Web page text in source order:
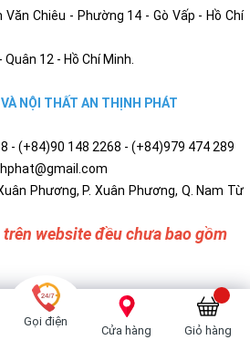
Văn Chiêu - Phường 14 - Gò Vấp - Hồ Chí
Quân 12 - Hồ Chí Minh.
NỘI THẤT AN THỊNH PHÁT
- (+84)90 148 2268 - (+84)979 474 289
Phương, P. Xuân Phương, Q. Nam Từ
trên website đều chưa bao gồm
Gọi điện
Cửa hàng Giỏ hàng